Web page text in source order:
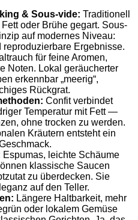
& Sous-vide: Traditionell
oder Brühe gegart. Sous-
auf modernes Niveau:
Ergebnisse.
für feine Aromen,
Noten. Lokal geräucherter
erkennbar „meerig“,
Rückgrat.
Confit verbindet
Temperatur mit Fett —
ohne trocken zu werden.
Kräutern entsteht ein
Espumas, leichte Schäume
klassische Saucen
zu überdecken. Sie
auf den Teller.
Längere Haltbarkeit, mehr
oder lokalem Gemüse